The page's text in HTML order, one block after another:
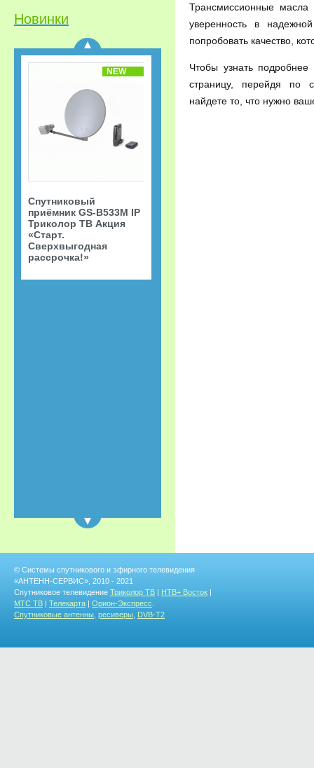
Трансмиссионные
уверенность в
попробовать качество,
Чтобы узнать
страницу, перейдя по
найдете то, что нужно
Новинки
Сверхвыгодная
рассрочка!»
NEW
Спутниковый
приёмник GS-B533M IP
Триколор ТВ Акция
«Старт.
Сверхвыгодная
рассрочка!»
© Системы спутникового и эфирного телевидения
«АНТЕНН-СЕРВИС», 2010 - 2021
Спутниковое телевидение Триколор ТВ НТВ+ Восток
МТС ТВ
Телекарта Орион-Экспресс
Спутниковые антенны ресиверы DVB-T2